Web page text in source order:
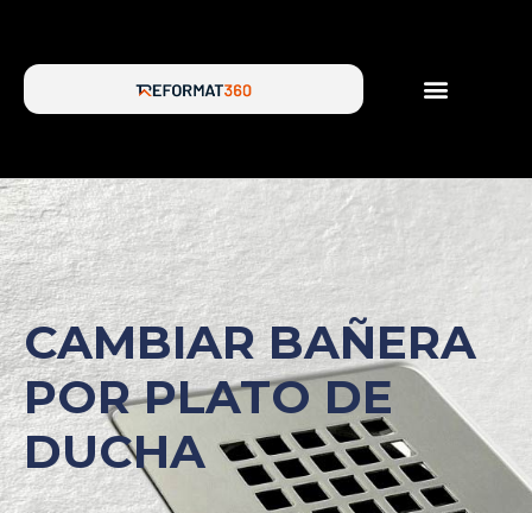
CAMBIAR BAÑERA
POR PLATO DE
DUCHA